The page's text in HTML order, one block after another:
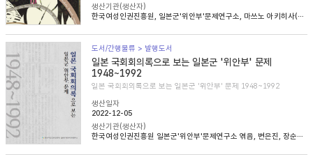
생산기관(생산자)
한국여성인권진흥원, 일본군'위안부'문제연구소, 마쓰노 아키히사(松野明久), 이승희
도서/간행물류 > 발행도서
일본 국회회의록으로 보는 일본군 '위안부' 문제
1948~1992
일본 국회회의록으로 보는 일본군 '위안부' 문제 1948~1992
생산일자
2022-12-05
생산기관(생산자)
한국여성인권진흥원 일본군'위안부'문제연구소 엮음, 변은진, 장순순, 이태규 옮김